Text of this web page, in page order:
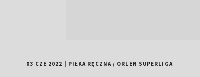
03 CZE 2022 PIŁKA RĘCZNA/ ORLEN SUPERLIGA